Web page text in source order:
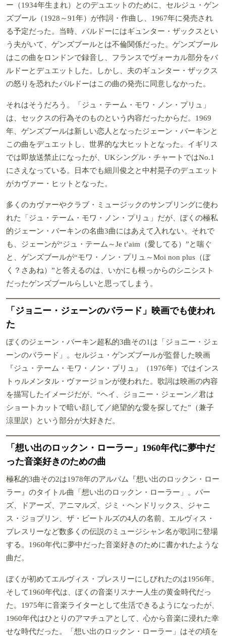
ー（1934年生まれ）とのデュエットのために、セルジュ・ゲン
ズブール（1928～91年）が作詞・作曲し、1967年に発売され
る予定だった。当時、バルドーにはギュンター・ザックスとい
う夫がいて、ゲンズブールとは不倫関係だった。ゲンズブール
はこの曲をロンドンで録音し、フランスでヴォーカル部分をバ
ルドーとデュエットした。しかし、夫のギュンター・ザックス
の怒りを恐れたバルドーはこの曲の発売に同意しなかった。
それはそうだろう。「ジュ・テーム・モワ・ノン・プリュ」
は、セックスの行為そのものという内容だったからだ。1969
年、ゲンズブールは新しい恋人となったジェーン・バーキンと
この曲をデュエットし、世界的な大ヒットとなった。イギリス
では即放送禁止になったが、UKシングル・チャートではNo.1
にさえなっている。日本でも細川俊之と中村晃子のデュエット
がカヴァー・ヒットとなった。
多くのカヴァーやクラブ・ミュージックのサンプリングに使わ
れた「ジュ・テーム・モワ・ノン・プリュ」だが、ぼくの極私
的ジェーン・バーキンの名曲3曲にはあえて入れない。それで
も、ジェーンが“ジュ・テーム～Je t’aim（愛してる）”と喘ぐ
と、ゲンズブールが“モワ・ノン・プリュ～Moi non plus（ぼ
く？さあね）”と答えるのは、いかにも根っからのシニシスト
だったゲンズブールらしいと思ってしまう。
「ジョニー・ジェーンのバラード」映画でも使われ
た
ぼくのジェーン・バーキン超私的3曲その1は「ジョニー・ジェ
ーンのバラード」。セルジュ・ゲンズブールが監督した映画
『ジュ・テーム・モワ・ノン・プリュ』（1976年）ではインス
トゥルメンタル・ヴァージョンが使われた。歌詞は映画の内容
を描写したイメージだが、“ヘイ、ジョニー・ジェーン／君は
ショートカットで暗い顔して／絶望的な愛を探してた”（兼子
涼里訳）という部分が大好きだ。
「想い出のロックン・ローラー」1960年代に夢中だ
った音楽好きのための曲
極私的3曲その2は1978年のアルバム『想い出のロックン・ロー
ラー』のタイトル曲「想い出のロックン・ローラー」。バー
ズ、ドアーズ、アニマルズ、ジミ・ヘンドリックス、ジャニ
ス・ジョプリン、ザ・ビートルズの4人の名前、エルヴィス・
プレスリーなど数多くの伝説のミュージシャン名が歌詞に登場
する。1960年代に夢中だった音楽好きのために書かれたような
曲だ。
ぼくが初めてエルヴィス・プレスリーにしびれたのは1956年。
そして1960年代は、ぼくの音楽リスナー人生の黄金時代だっ
た。1975年に音楽ライターとして生活できるようになったが、
1960年代はひとりのアマチュアとして、心から音楽に浸れた幸
せな時代だった。「想い出のロックン・ローラー」はその頃を